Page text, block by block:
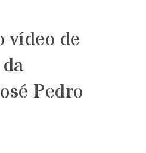
vídeo de
Pedro